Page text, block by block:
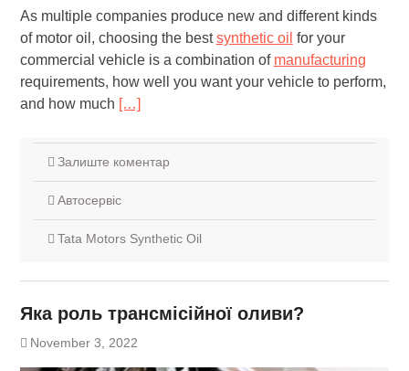
As multiple companies produce new and different kinds
of motor oil, choosing the bestsynthetic oil for your
commercial vehicle is a combination of manufacturing
requirements, how well you want your vehicle to perform,
and how much […]
Залиште коментар
Автосервіс
Tata Motors Synthetic Oil
Яка роль трансмісійної оливи?
November 3, 2022